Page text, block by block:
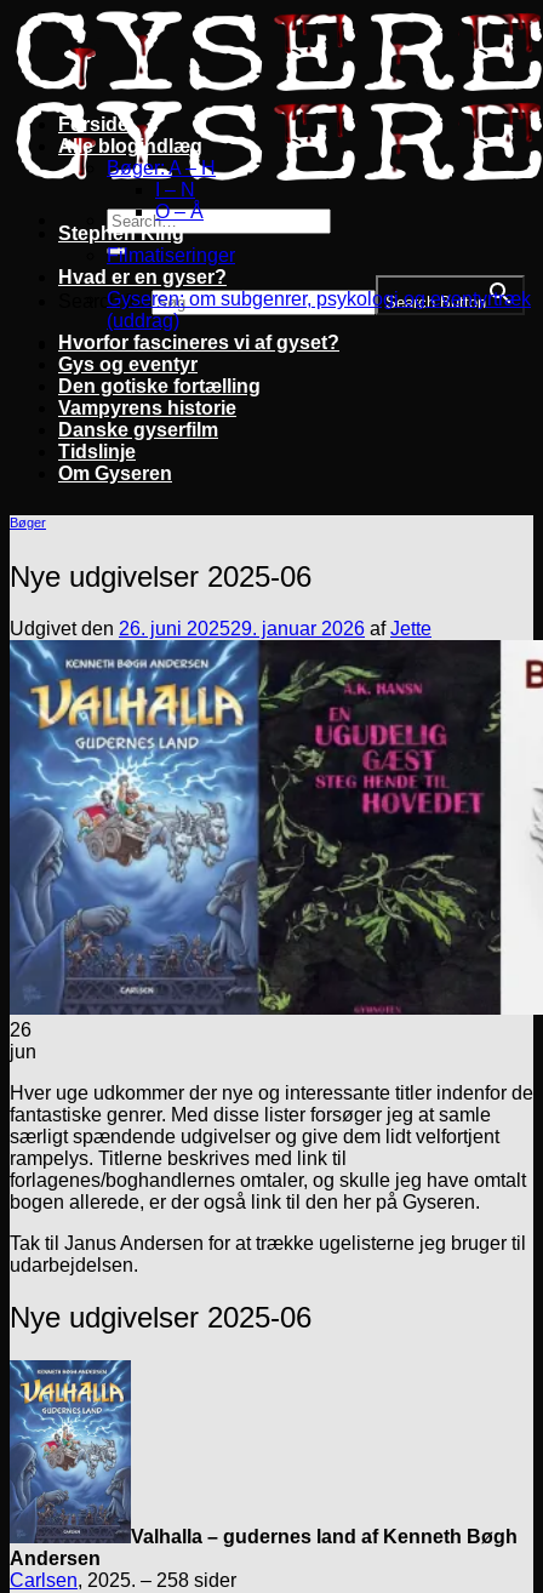
Fortsæt
til
indhold
Search for: Search Button
Forside
Alle blogindlæg
Bøger: A – H
I – N
O – Å
Stephen King
Filmatiseringer
Hvad er en gyser?
Gyseren: om subgenrer, psykologi og eventyrtræk
(uddrag)
Hvorfor fascineres vi af gyset?
Gys og eventyr
Den gotiske fortælling
Vampyrens historie
Danske gyserfilm
Tidslinje
Om Gyseren
Bøger
Nye udgivelser 2025-06
Udgivet den 26. juni 202529. januar 2026 afJette
26
jun
Hver uge udkommer der nye og interessante titler indenfor de
fantastiske genrer. Med disse lister forsøger jeg at samle
særligt spændende udgivelser og give dem lidt velfortjent
rampelys. Titlerne beskrives med link til
forlagenes/boghandlernes omtaler, og skulle jeg have omtalt
bogen allerede, er der også link til den her på Gyseren.
Tak til Janus Andersen for at trække ugelisterne jeg bruger til
udarbejdelsen.
Nye udgivelser 2025-06
Valhalla – gudernes land af Kenneth Bøgh
Andersen
Carlsen, 2025. – 258 sider